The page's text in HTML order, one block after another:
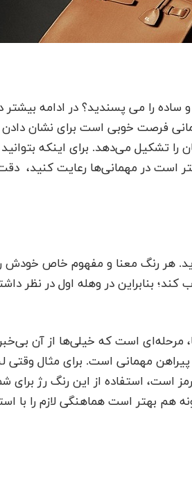
را می پسندید؟ در ادامه بیشتر
فرصت خوبی است برای نشان
تشکیل می‌دهد. برای اینکه بتوانید
است در مهمانی‌ها رعایت کنید،
هر رنگ معنا و مفهوم خاص
بنابراین در وهله اول در نظر
مرحله‌ای است که خیلی‌ها از آن
مهمانی است. برای مثال وقتی
است، استفاده از این رنگ رژ برای
هم بهتر است هماهنگی لازم را با